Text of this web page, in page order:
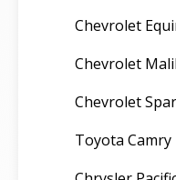
Chevrolet
Chevrolet
Chevrolet
Toyota Camry